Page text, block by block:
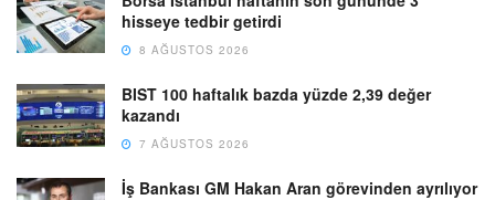
hisseye tedbir getirdi
8 AĞUSTOS 2026
BIST 100 haftalık bazda yüzde 2,39 değer
kazandı
7 AĞUSTOS 2026
İş Bankası GM Hakan Aran görevinden ayrılıyor